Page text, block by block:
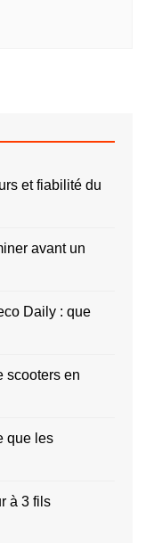
et fiabilité du
avant un
Daily : que
scooters en
que les
à 3 fils